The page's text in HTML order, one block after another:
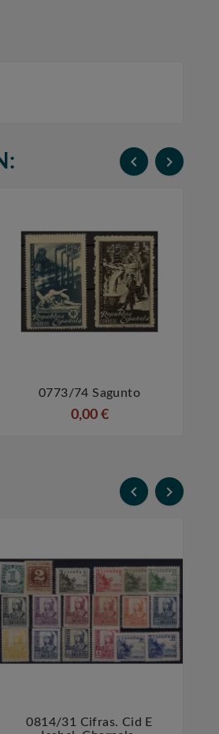
 

0773/74 Sagunto
0,00 €
 
0814/31 Cifras. Cid E